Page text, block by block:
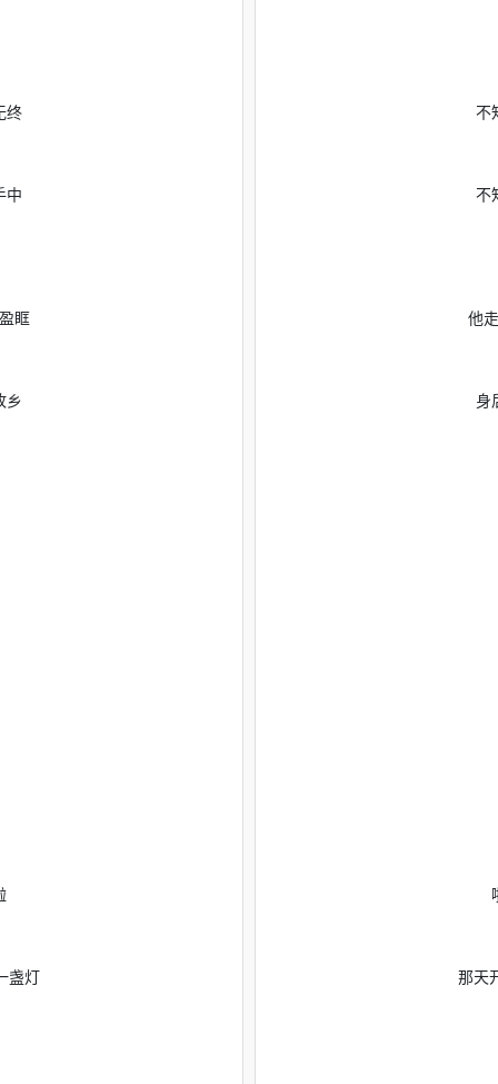
终
中
眶
乡
盏灯
不
不
他
身
那天